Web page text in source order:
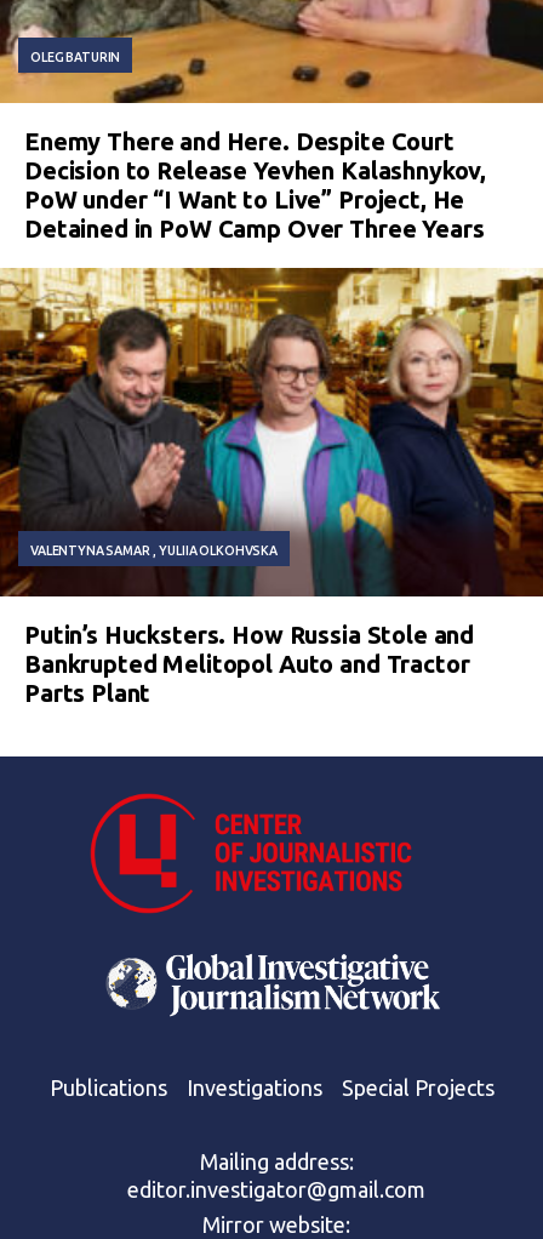
OLEG BATURIN
Enemy There and Here. Despite Court
Decision to Release Yevhen Kalashnykov,
PoW under “I Want to Live” Project, He
Detained in PoW Camp Over Three Years
VALENTYNA SAMAR YULIIA OLKOHVSKA
Putin’s Hucksters. How Russia Stole and
Bankrupted Melitopol Auto and Tractor
Parts Plant
Publications Investigations Special Projects
Mailing address:
editor.investigator@gmail.com
Mirror website: